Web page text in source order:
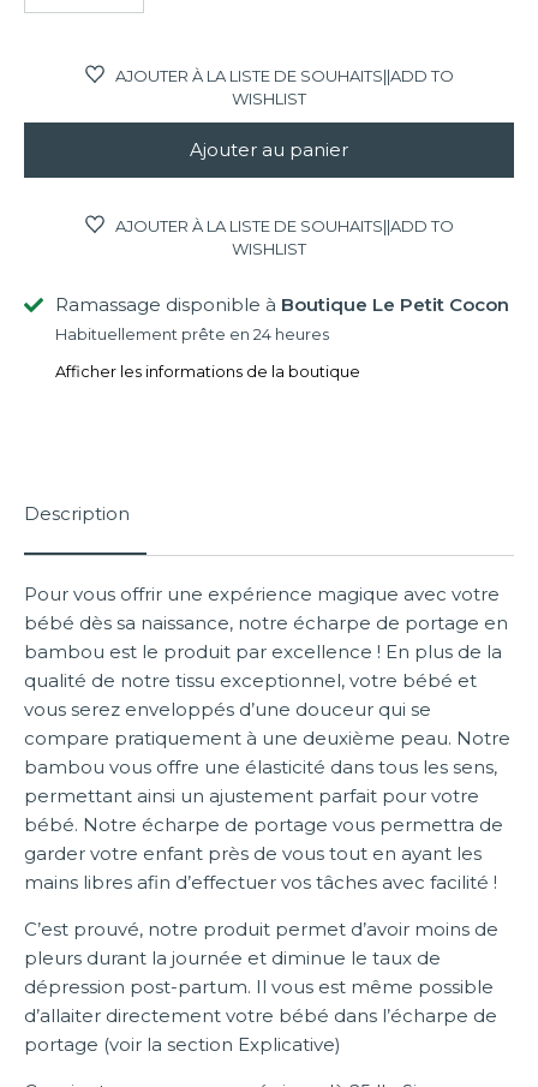
AJOUTER À LA LISTE DE SOUHAITS||ADD TO
WISHLIST
Ajouter au panier
AJOUTER À LA LISTE DE SOUHAITS||ADD TO
WISHLIST
Ramassage disponible à Boutique Le Petit Cocon
Habituellement prête en 24 heures
Afficher les informations de la boutique
Description
Pour vous offrir une expérience magique avec votre
bébé dès sa naissance, notre écharpe de portage en
bambou est le produit par excellence ! En plus de la
qualité de notre tissu exceptionnel, votre bébé et
vous serez enveloppés d’une douceur qui se
compare pratiquement à une deuxième peau. Notre
bambou vous offre une élasticité dans tous les sens,
permettant ainsi un ajustement parfait pour votre
bébé. Notre écharpe de portage vous permettra de
garder votre enfant près de vous tout en ayant les
mains libres afin d’effectuer vos tâches avec facilité !
C’est prouvé, notre produit permet d’avoir moins de
pleurs durant la journée et diminue le taux de
dépression post-partum. Il vous est même possible
d’allaiter directement votre bébé dans l’écharpe de
portage (voir la section Explicative)